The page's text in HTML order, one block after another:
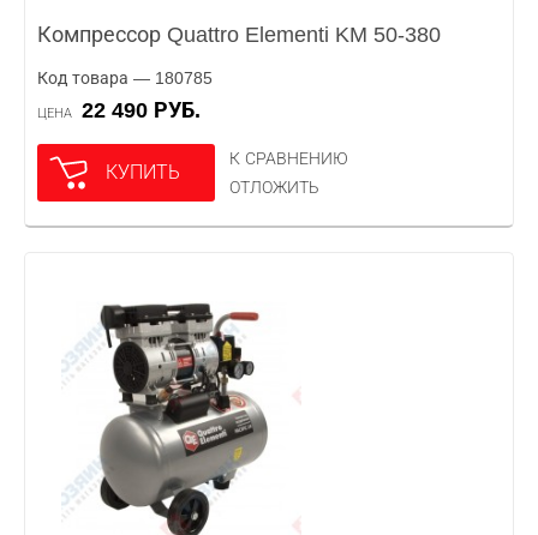
Компрессор Quattro Elementi KM 50-380
Код товара — 180785
ЦЕНА 22 490 РУБ.
КУПИТЬ
К СРАВНЕНИЮ
ОТЛОЖИТЬ